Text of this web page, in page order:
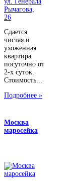
Сдается
чистая и
ухоженная
квартира
посуточно от
2-х суток.
Стоимость...
Подробнее »
Москва
маросейка